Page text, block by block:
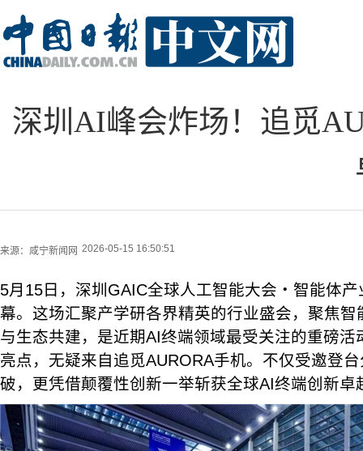
深圳AI峰会炸场！追觅
来源： 咸宁新闻网 2026-05-15 16:50:51
5月15日，深圳GAIC全球人工智能大会・智能体
幕。这场汇聚产学研各界精英的行业盛会，聚焦
与生态共建，是近期AI终端领域最受关注的重磅活
亮点，无疑来自追觅AURORA手机。不仅受邀登
破，更凭借颠覆性创新一举斩获全球AI终端创新卓